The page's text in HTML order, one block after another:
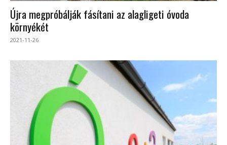
Újra megpróbálják fásítani az alagligeti óvoda
környékét
2021-11-26